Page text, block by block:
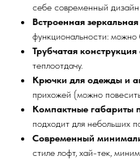
себе современный дизайн
Встроенная
функциональности:
Трубчатая конструкция
теплоотдачу.
Крючки для одежды и
прихожей (можно
Компактные габариты
подходит для небольших
Современный
стиле лофт, хай-тек,